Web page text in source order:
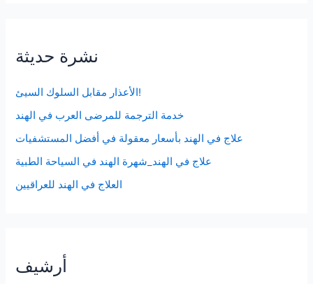
نشرة حديثة
الأعذار مقابل السلوك السيئ!
خدمة الترجمة للمرضى العرب في الهند
علاج في الهند بأسعار معقولة في أفضل المستشفيات
علاج في الهند_شهرة الهند في السياحة الطبية
العلاج في الهند للعراقيين
أرشيف